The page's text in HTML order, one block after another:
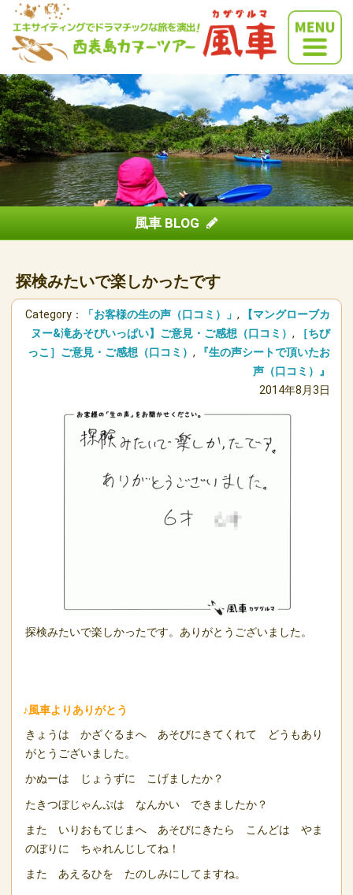
風車 BLOG
探検みたいで楽しかったです
Category： 「お客様の生の声（口コミ）」 ,
【マングローブカ
ヌー&滝あそびいっぱい】ご意見・ご感想（口コミ） ,
［ちび
っこ］ご意見・ご感想（口コミ） ,
『生の声シートで頂いたお
声（口コミ）』
2014年8月3日
探検みたいで楽しかったです。ありがとうございました。
♪風車よりありがとう
きょうは かざぐるまへ あそびにきてくれて どうもあり
がとうございました。
かぬーは じょうずに こげましたか？
たきつぼじゃんぷは なんかい できましたか？
また いりおもてじまへ あそびにきたら こんどは やま
のぼりに ちゃれんじしてね！
また あえるひを たのしみにしてますね。